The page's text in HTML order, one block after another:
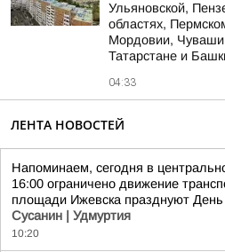
Ульяновской,
областях,
Мордовии,
Татарстане и
04:33
ЛЕНТА НОВОСТЕЙ
Напоминаем, сегодня в
16:00 ограничено движение
площади Ижевска празднуют День
Сусанин | Удмуртия
10:20